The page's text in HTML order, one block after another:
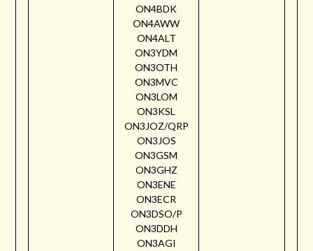
ON4BDK
ON4AWW
ON4ALT
ON3YDM
ON3OTH
ON3MVC
ON3LOM
ON3KSL
ON3JOZ/QRP
ON3JOS
ON3GSM
ON3GHZ
ON3ENE
ON3ECR
ON3DSO/P
ON3DDH
ON3AGI